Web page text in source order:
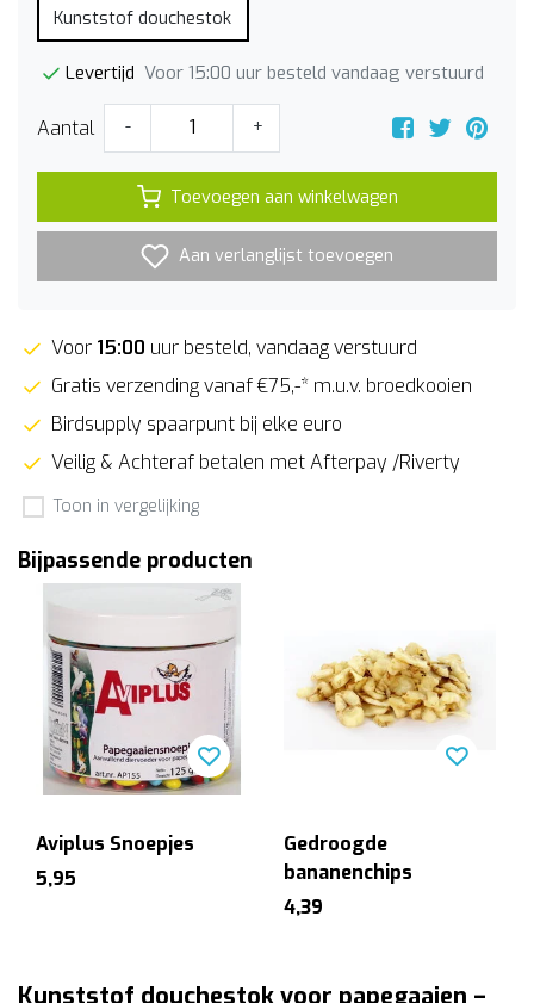
Kunststof douchestok
Levertijd Voor 15:00 uur besteld vandaag verstuurd
Aantal - +
Toevoegen aan winkelwagen
Aan verlanglijst toevoegen
Voor 15:00 uur besteld, vandaag verstuurd
Gratis verzending vanaf €75,-* m.u.v. broedkooien
Birdsupply spaarpunt bij elke euro
Veilig & Achteraf betalen met Afterpay /Riverty
Toon in vergelijking
Bijpassende producten
Aviplus Snoepjes
5,95
Gedroogde
bananenchips
4,39